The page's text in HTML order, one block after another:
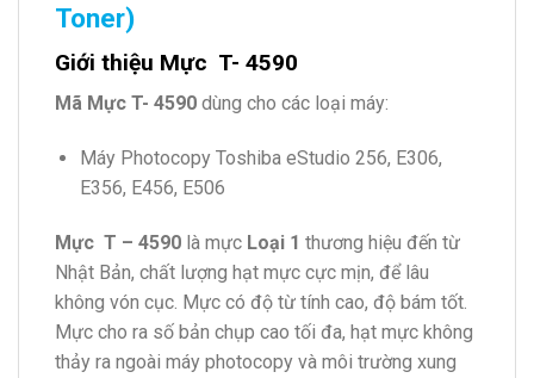
Toner)
Giới thiệu Mực T- 4590
Mã Mực T- 4590 dùng cho các loại máy:
Máy Photocopy Toshiba eStudio 256, E306,
E356, E456, E506
Mực T – 4590 là mực Loại 1 thương hiệu đến từ
Nhật Bản, chất lượng hạt mực cực mịn, để lâu
không vón cục. Mực có độ từ tính cao, độ bám tốt.
Mực cho ra số bản chụp cao tối đa, hạt mực không
thảy ra ngoài máy photocopy và môi trường xung